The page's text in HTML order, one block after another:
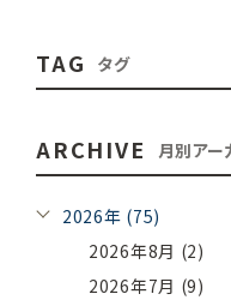
TAG タグ
ARCHIVE 月別アー
2026年 (75)
2026年8月 (2)
2026年7月 (9)